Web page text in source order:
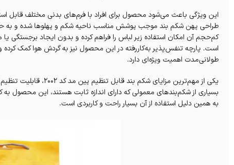
این ویژگی باعث می‌شود محصول برای افراد با فرم‌های بدنی مختلف قابل
طراحی پهن شکم بند موجب پوشش مناسب ناحیه شکم و پهلوها شده و
کم‌حجم آن امکان استفاده زیر لباس را فراهم کرده و بدون ایجاد برجستگی
است. پارچه تنفس‌پذیر به‌کاررفته در این محصول نیز به گردش هوا کمک کرده
طولانی‌مدت اهمیت ویژه‌ای دارد.
یکی از مهم‌ترین مزایای
بسیاری از شکم‌بندهای معمولی که دارای اندازه ثابت هستند، این محصول
به همین دلیل استفاده از آن بسیار راحت و کاربردی است.